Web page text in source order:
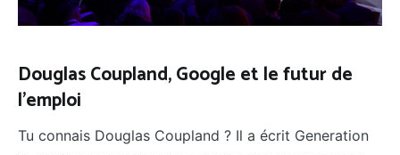
Douglas Coupland, Google et le futur de
l'emploi
Tu connais Douglas Coupland ? Il a écrit Generation